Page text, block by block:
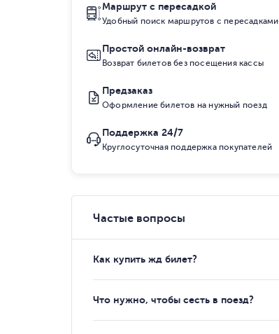
Маршрут с пересадкой
Удобный поиск маршрутов с пересадками
Простой онлайн-возврат
Возврат билетов без посещения кассы
Предзаказ
Оформление билетов на нужный поезд
Поддержка 24/7
Круглосуточная поддержка покупателей
Частые вопросы
Как купить жд билет?
Что нужно, чтобы сесть в поезд?